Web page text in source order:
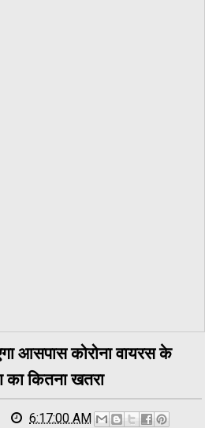
आसपास कोरोना वायरस के
कितना खतरा
6:17:00 AM